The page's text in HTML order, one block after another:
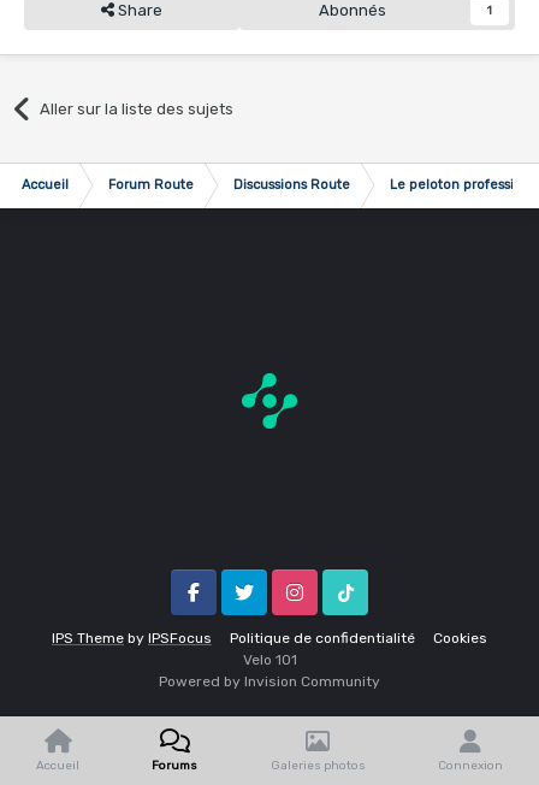
Share Abonnés 1
Aller sur la liste des sujets
Accueil Forum Route Discussions Route Le peloton
IPS Theme by IPSFocus Politique de confidentialité Cookies
FacebookTwitter InstagramTik Tok
Velo 1O1
Powered by Invision Community
Accueil Forums Galeries photos Connexion